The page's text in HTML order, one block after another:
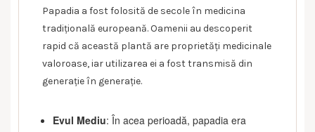
Papadia a fost folosită de secole în medicina
tradițională europeană. Oamenii au descoperit
rapid că această plantă are proprietăți medicinale
valoroase, iar utilizarea ei a fost transmisă din
generație în generație.
Evul Mediu: În acea perioadă, papadia era